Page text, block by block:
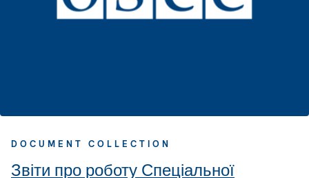
DOCUMENT COLLECTION
Звіти про роботу Спеціальної